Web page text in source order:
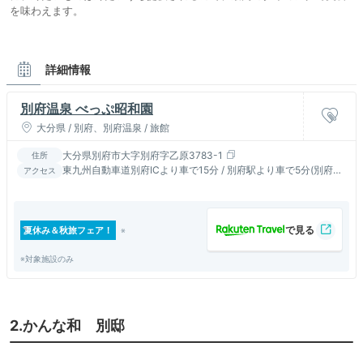
を味わえます。
詳細情報
別府温泉 べっぷ昭和園
大分県 / 別府、別府温泉 / 旅館
住所 大分県別府市大字別府字乙原3783-1
アクセス
東九州自動車道別府ICより車で15分 / 別府駅より車で5分(別府駅
夏休み＆秋旅フェア！
※対象施設のみ
2.かんな和 別邸